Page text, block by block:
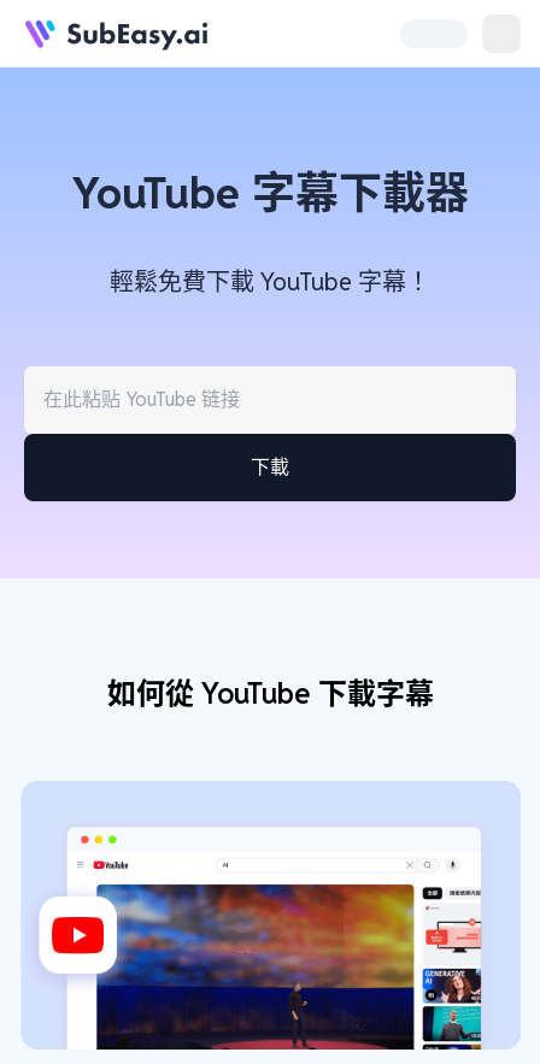
YouTube 字幕下載器
輕鬆免費下載 YouTube 字幕！
下載
如何從 YouTube 下載字幕